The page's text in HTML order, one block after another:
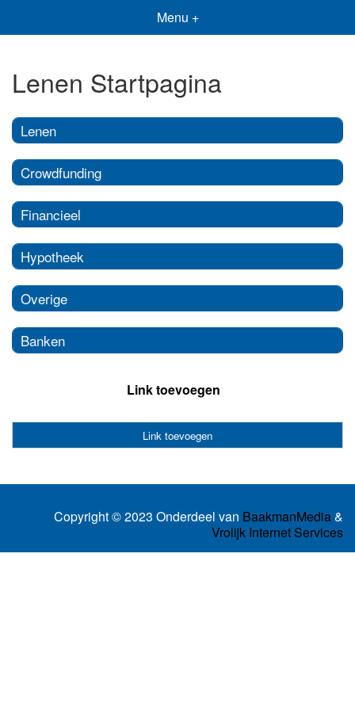
Menu +
Lenen Startpagina
Lenen
Crowdfunding
Financieel
Hypotheek
Overige
Banken
Link toevoegen
Link toevoegen
Copyright © 2023 Onderdeel van BaakmanMedia&
Vrolijk Internet Services